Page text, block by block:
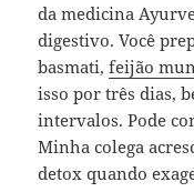
da medicina
digestivo. Você
basmati,feijão
isso por três dias,
intervalos. Pode
Minha colega
detox quando